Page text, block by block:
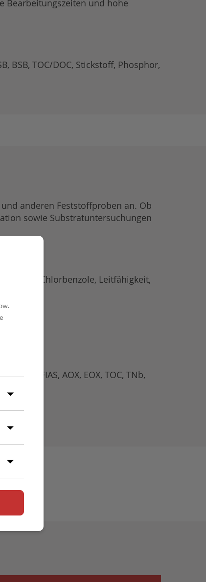
Bearbeitungszeiten und hohe
BSB, TOC/DOC, Stickstoff, Phosphor,
anderen Feststoffproben an. Ob
sowie Substratuntersuchungen
Chlorbenzole, Leitfähigkeit,
IC, FIAS, AOX, EOX, TOC, TNb,